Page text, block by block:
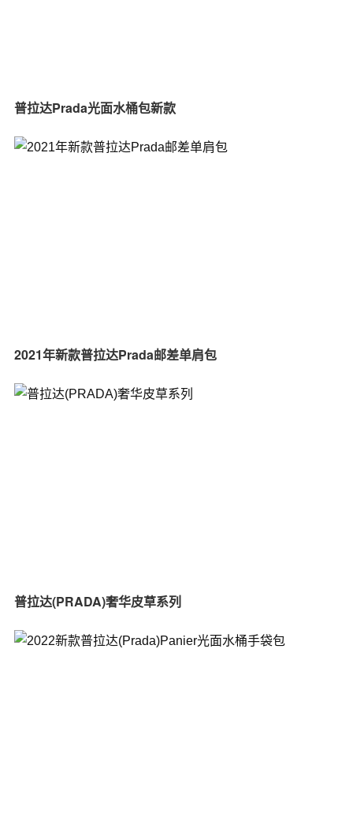
普拉达Prada光面水桶包新款
2021年新款普拉达Prada邮差单肩包
普拉达(PRADA)奢华皮草系列